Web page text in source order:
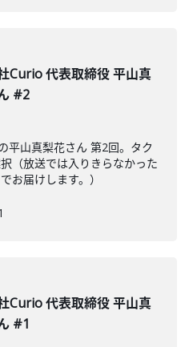
Curio 代表取締役 平山真
#2
平山真梨花さん 第2回。タク
（放送では入りきらなかった
お届けします。）
Curio 代表取締役 平山真
#1